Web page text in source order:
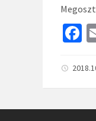
b
o
o